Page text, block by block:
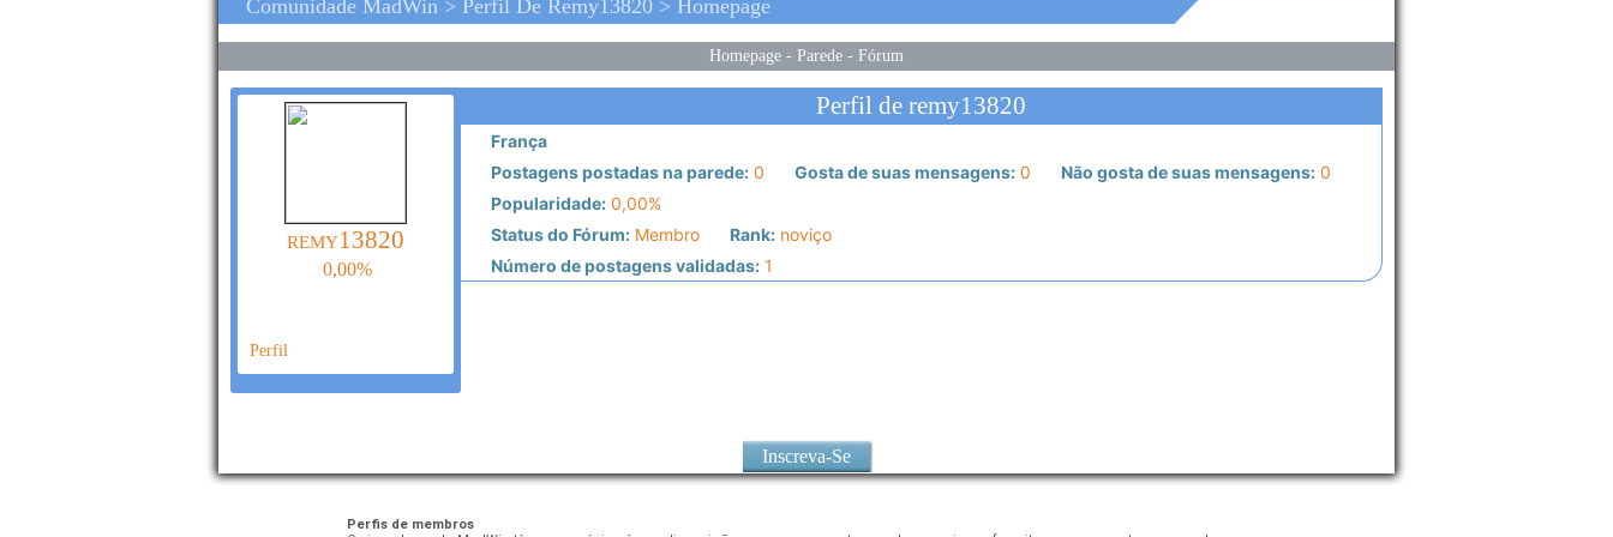
Comunidade MadWin > Perfil De Remy13820 > Homepage
Homepage - Parede - Fórum
remy13820
0,00%
Perfil
Perfil de remy13820
França
Postagens postadas na parede:0 Gosta de suas mensagens:0 Não gosta de suas mensagens:0
Popularidade:0,00%
Status do Fórum:Membro Rank:noviço
Número de postagens validadas:1
Inscreva-Se
Perfis de membros